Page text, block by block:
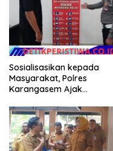
Sosialisasikan kepada
Masyarakat, Polres
Karangasem Ajak
Layanan SIM Online SINAR